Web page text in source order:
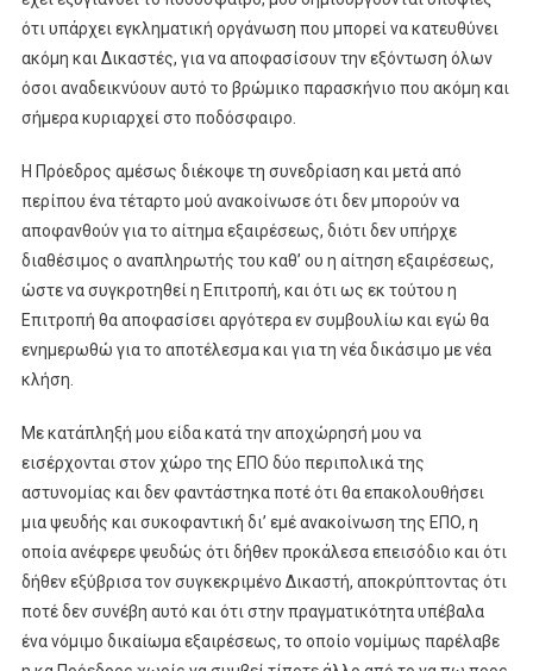
ότι υπάρχει εγκληματική οργάνωση που μπορεί να κατευθύνει
ακόμη και Δικαστές, για να αποφασίσουν την εξόντωση όλων
όσοι αναδεικνύουν αυτό το βρώμικο παρασκήνιο που ακόμη και
σήμερα κυριαρχεί στο ποδόσφαιρο.
Η Πρόεδρος αμέσως διέκοψε τη συνεδρίαση και μετά από
περίπου ένα τέταρτο μού ανακοίνωσε ότι δεν μπορούν να
αποφανθούν για το αίτημα εξαιρέσεως, διότι δεν υπήρχε
διαθέσιμος ο αναπληρωτής του καθ’ ου η αίτηση εξαιρέσεως,
ώστε να συγκροτηθεί η Επιτροπή, και ότι ως εκ τούτου η
Επιτροπή θα αποφασίσει αργότερα εν συμβουλίω και εγώ θα
ενημερωθώ για το αποτέλεσμα και για τη νέα δικάσιμο με νέα
κλήση.
Με κατάπληξή μου είδα κατά την αποχώρησή μου να
εισέρχονται στον χώρο της ΕΠΟ δύο περιπολικά της
αστυνομίας και δεν φαντάστηκα ποτέ ότι θα επακολουθήσει
μια ψευδής και συκοφαντική δι’ εμέ ανακοίνωση της ΕΠΟ, η
οποία ανέφερε ψευδώς ότι δήθεν προκάλεσα επεισόδιο και ότι
δήθεν εξύβρισα τον συγκεκριμένο Δικαστή, αποκρύπτοντας ότι
ποτέ δεν συνέβη αυτό και ότι στην πραγματικότητα υπέβαλα
ένα νόμιμο δικαίωμα εξαιρέσεως, το οποίο νομίμως παρέλαβε